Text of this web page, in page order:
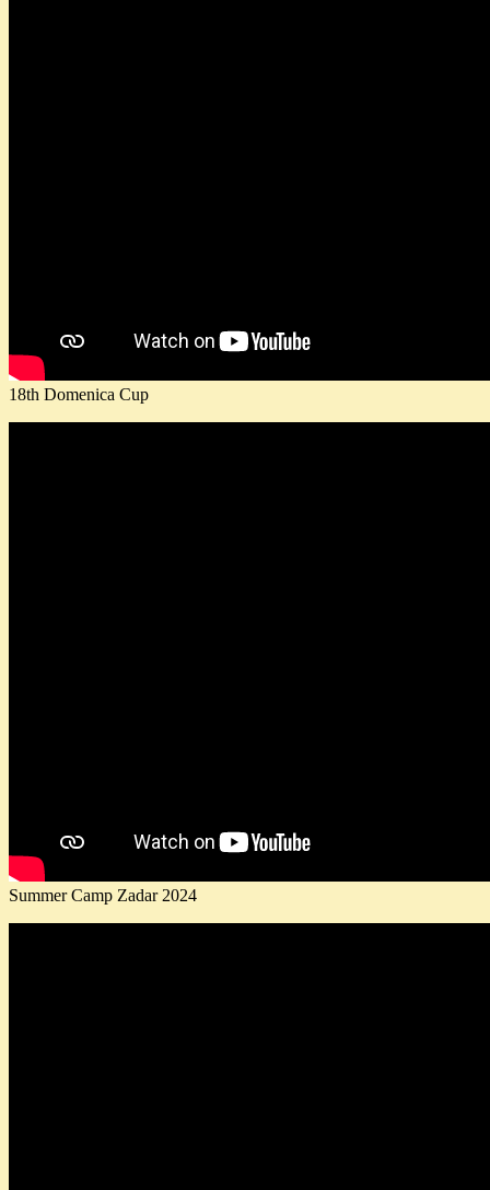
18th Domenica Cup
Summer Camp Zadar 2024